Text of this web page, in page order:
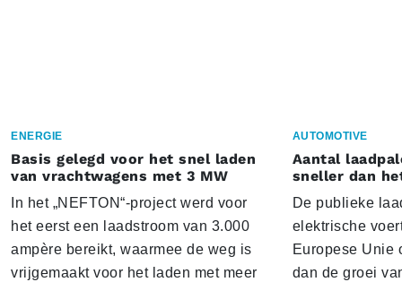
ENERGIE
Basis gelegd voor het snel laden
van vrachtwagens met 3 MW
In het „NEFTON“-project werd voor
het eerst een laadstroom van 3.000
ampère bereikt, waarmee de weg is
vrijgemaakt voor het laden met meer
AUTOMOTIVE
Aantal
sneller dan
De publieke
elektrische
Europese Unie
dan de groei